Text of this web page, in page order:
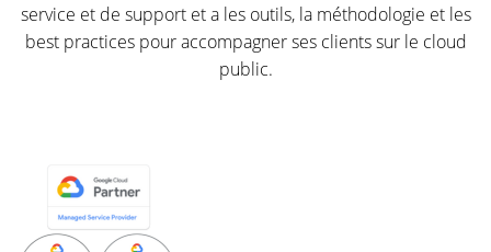
service et de support et a les outils, la méthodologie et les
best practices pour accompagner ses clients sur le cloud
public.